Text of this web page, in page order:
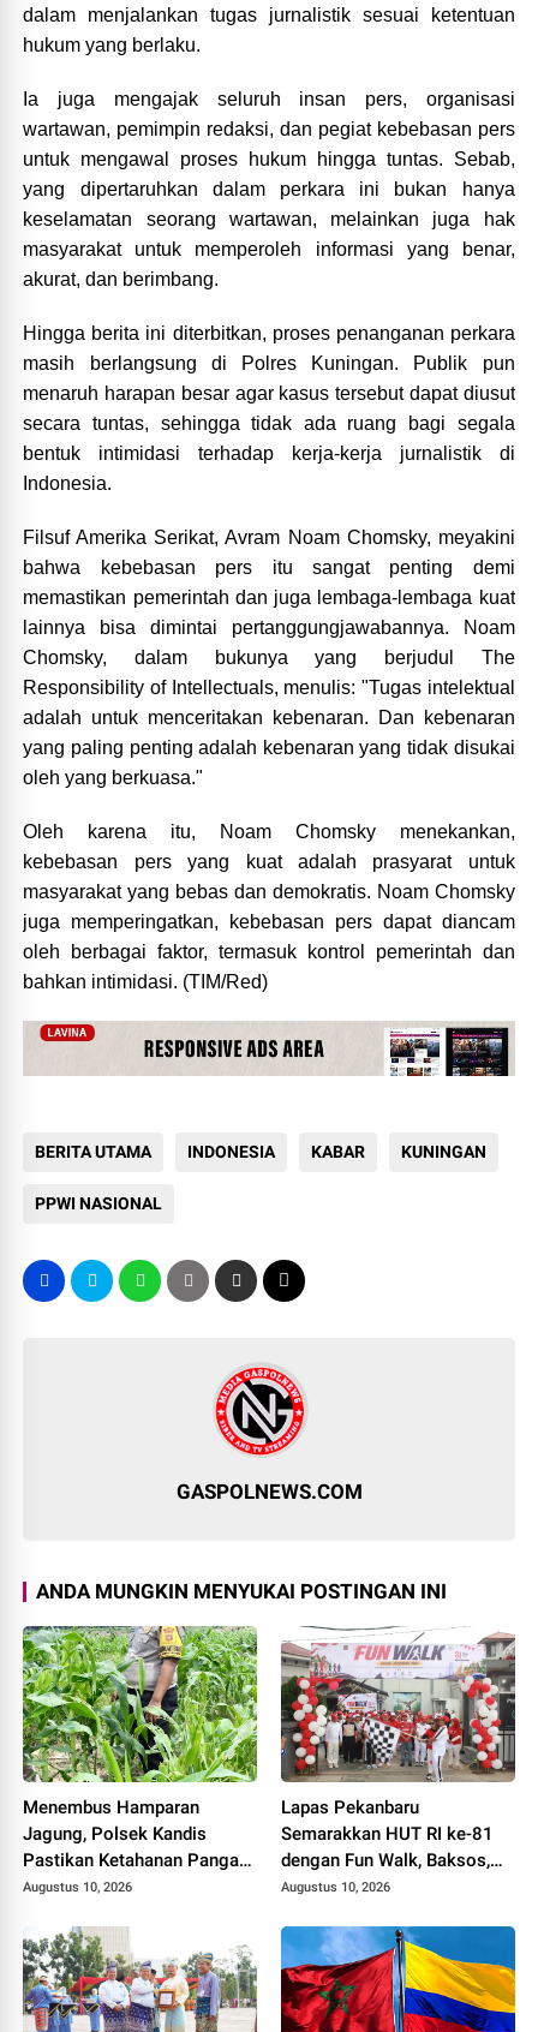
dalam menjalankan tugas jurnalistik sesuai ketentuan
hukum yang berlaku.
Ia juga mengajak seluruh insan pers, organisasi
wartawan, pemimpin redaksi, dan pegiat kebebasan pers
untuk mengawal proses hukum hingga tuntas. Sebab,
yang dipertaruhkan dalam perkara ini bukan hanya
keselamatan seorang wartawan, melainkan juga hak
masyarakat untuk memperoleh informasi yang benar,
akurat, dan berimbang.
Hingga berita ini diterbitkan, proses penanganan perkara
masih berlangsung di Polres Kuningan. Publik pun
menaruh harapan besar agar kasus tersebut dapat diusut
secara tuntas, sehingga tidak ada ruang bagi segala
bentuk intimidasi terhadap kerja-kerja jurnalistik di
Indonesia.
Filsuf Amerika Serikat, Avram Noam Chomsky, meyakini
bahwa kebebasan pers itu sangat penting demi
memastikan pemerintah dan juga lembaga-lembaga kuat
lainnya bisa dimintai pertanggungjawabannya. Noam
Chomsky, dalam bukunya yang berjudul The
Responsibility of Intellectuals, menulis: "Tugas intelektual
adalah untuk menceritakan kebenaran. Dan kebenaran
yang paling penting adalah kebenaran yang tidak disukai
oleh yang berkuasa."
Oleh karena itu, Noam Chomsky menekankan,
kebebasan pers yang kuat adalah prasyarat untuk
masyarakat yang bebas dan demokratis. Noam Chomsky
juga memperingatkan, kebebasan pers dapat diancam
oleh berbagai faktor, termasuk kontrol pemerintah dan
bahkan intimidasi. (TIM/Red)
BERITA UTAMA INDONESIA KABAR KUNINGAN
PPWI NASIONAL
GASPOLNEWS.COM
ANDA MUNGKIN MENYUKAI POSTINGAN INI
Menembus Hamparan
Jagung, Polsek Kandis
Pastikan Ketahanan Pangan
Tetap Terjaga
Augustus 10, 2026
Lapas Pekanbaru
Semarakkan HUT RI ke-81
dengan Fun Walk, Baksos,
dan Lomba Tradisional
Augustus 10, 2026